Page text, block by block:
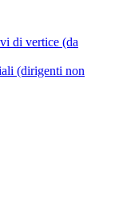
di vertice (da
(dirigenti non